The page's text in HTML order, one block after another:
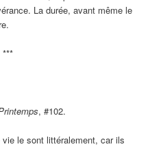
La durée, avant même le
***
, #102.
vie le sont littéralement, car ils